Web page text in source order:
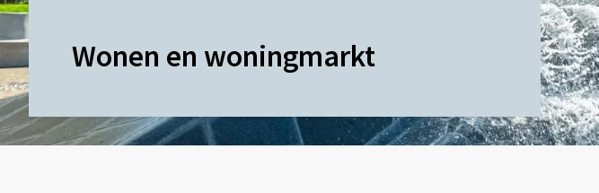
Wonen en woningmarkt